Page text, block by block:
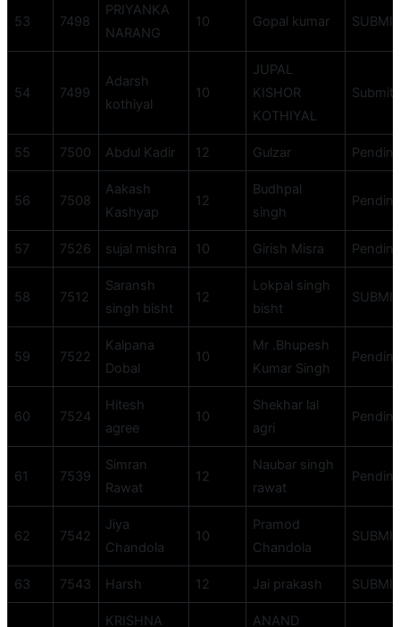
53 7498
PRIYANKA
NARANG
10 Gopal kumar
54 7499
Adarsh
kothiyal
10
JUPAL
KISHOR
KOTHIYAL
Submit
55 7500 Abdul Kadir 12 Gulzar
56 7508
Aakash
Kashyap
12
Budhpal
singh
57 7526 sujal mishra 10 Girish Misra
58 7512
Saransh
singh bisht
12
Lokpal singh
bisht
59 7522
Kalpana
Dobal
10
Mr .Bhupesh
Kumar Singh
60 7524
Hitesh
agree
10
Shekhar lal
agri
61 7539
Simran
Rawat
12
Naubar singh
rawat
62 7542
Jiya
Chandola
10
Pramod
Chandola
63 7543 Harsh 12 Jai prakash
KRISHNA
ANAND